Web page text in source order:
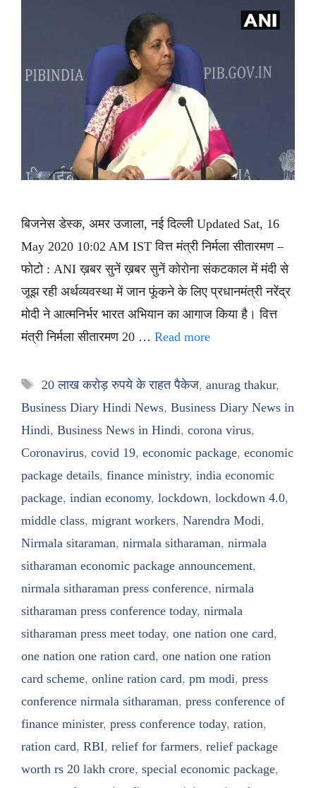
बिजनेस डेस्क, अमर उजाला, नई दिल्ली Updated Sat, 16
May 2020 10:02 AM IST वित्त मंत्री निर्मला सीतारमण –
फोटो : ANI ख़बर सुनें ख़बर सुनें कोरोना संकटकाल में मंदी से
जूझ रही अर्थव्यवस्था में जान फूंकने के लिए प्रधानमंत्री नरेंद्र
मोदी ने आत्मनिर्भर भारत अभियान का आगाज किया है। वित्त
मंत्री निर्मला सीतारमण 20 … Read more
Tags
20 लाख करोड़ रुपये के राहत पैकेज, anurag thakur,
Business Diary Hindi News, Business Diary News in
Hindi, Business News in Hindi, corona virus,
Coronavirus, covid 19, economic package, economic
package details, finance ministry, india economic
package, indian economy, lockdown, lockdown 4.0,
middle class, migrant workers, Narendra Modi,
Nirmala sitaraman, nirmala sitharaman, nirmala
sitharaman economic package announcement,
nirmala sitharaman press conference, nirmala
sitharaman press conference today, nirmala
sitharaman press meet today, one nation one card,
one nation one ration card, one nation one ration
card scheme, online ration card, pm modi, press
conference nirmala sitharaman, press conference of
finance minister, press conference today, ration,
ration card, RBI, relief for farmers, relief package
worth rs 20 lakh crore, special economic package,